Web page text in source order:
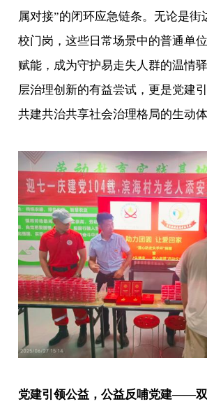
属对接”的闭环应急链条。无论是街
校门岗，这些日常场景中的普通单
赋能，成为守护易走失人群的温情
层治理创新的有益尝试，更是党建
共建共治共享社会治理格局的生动体
党建引领公益，公益反哺党建——